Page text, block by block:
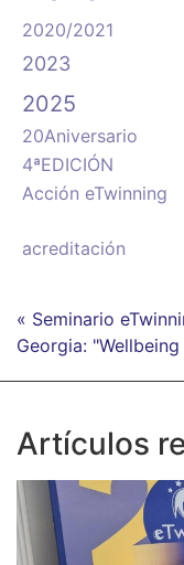
2020/2021
2023
2025
20Aniversario
4ªEDICIÓN
Acción eTwinning
acreditación
« Seminario
Georgia:
Artículos